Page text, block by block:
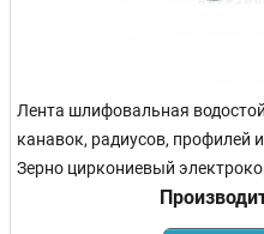
Лента шлифовальная
канавок, радиусов, профилей
Зерно циркониевый